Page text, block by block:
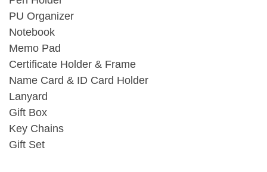
PU Organizer
Notebook
Memo Pad
Certificate Holder & Frame
Name Card & ID Card Holder
Lanyard
Gift Box
Key Chains
Gift Set